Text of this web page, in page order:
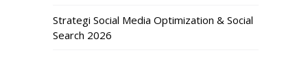
Strategi Social Media Optimization & Social
Search 2026